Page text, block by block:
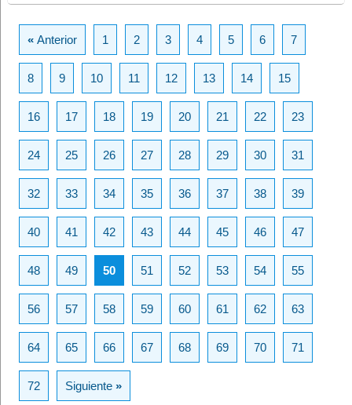
«Anterior 1 2 3 4 5 6 7
8 9 10 11 12 13 14 15
16 17 18 19 20 21 22 23
24 25 26 27 28 29 30 31
32 33 34 35 36 37 38 39
40 41 42 43 44 45 46 47
48 49 50 51 52 53 54 55
56 57 58 59 60 61 62 63
64 65 66 67 68 69 70 71
72 Siguiente»